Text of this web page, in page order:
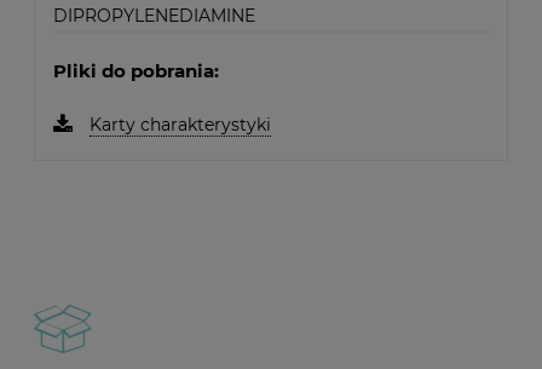
DIPROPYLENEDIAMINE
Pliki do pobrania:
Karty charakterystyki